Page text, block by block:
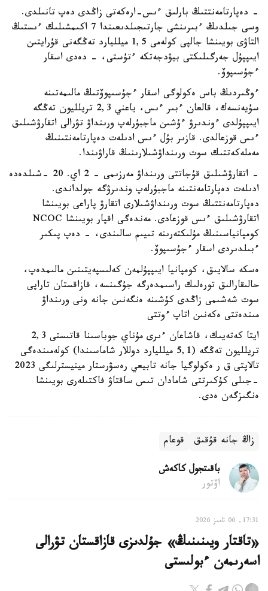
- دەپارتامەنتتىڭ بارلىق ءىس-ارەكەتى زاڭدى دەپ تانىلدى.
وسى جىلدىڭ ءبىرىنشى جارتىجىلدىعىندا 7 اكىمشىلىك ءىستىڭ
التاۋى بويىنشا جالپى كولەمى 1,5 ميلليارد تەڭگەنى قۇرايتىن
ايىپپۇل جەرگىلىكتى بيۋدجەتكە ءتۇستى، - دەدى اسقار
ءجۇسىپوۆ.
ءوڭىردىڭ باس ەكولوگى اسقار ءجۇسىپوۆتىڭ مالىمەتىنە
سۇيەنسەك، قالعان ءبىر ءىس، ياعني 2,3 تريلليون تەڭگە
ايىپپۇلدى ءوندىرۋ ءۇشىن ماجبۇرلەپ ورىنداۋ تۋرالى اتقارۋشىلىق
ءىس قوزعالدى. قازىر بۇل ءىس ادىلەت دەپارتامەنتىنىڭ
مەملەكەتتىك سوت ورىنداۋشىلارىنىڭ قاراۋىندا.
- اتقارۋشىلىق قۇجاتتى ورىنداۋ مەرزىمى - 2 اي. 20 -شىلدەدە
ادىلەت دەپارتامەنتىنە ماجبۇرلەپ وندىرۋگە جولداندى.
دەپارتامەنتتىڭ سوت ورىنداۋشىلارى اتقارۋ پاراعى بويىنشا
اتقارۋشىلىق ءىس قوزعادى. مەندەگى اقپار بويىنشا NCOC
كومپانياسىنىڭ مۇلىكتەرىنە تىيىم سالىندى، - دەپ پىكىر
ءبىلدىردى اسقار ءجۇسىپوۆ.
ەسكە سالايىق، كومپانيا ايىپپۇلمەن كەلىسپەيتىنىن مالىمدەپ،
حالىقارالىق تورەلىك راسىمدەرگە جۇگىنسە، قازاقستان تاراپى
سوت شەشىمى زاڭدى كۇشىنە ەنگەنىن جانە ونى ورىنداۋ
مىندەتتى ەكەنىن اتاپ ءوتتى
ايتا كەتەيىك، قاشاعان ءىرى مۇناي جوباسىنا قاتىستى 2,3
تريلليون تەڭگە (5,1 ميلليارد دوللار شاماسىندا) كولەمىندەگى
تالاپتى ق ر ەكولوگيا جانە تابيعي رەسۋرستار مينيسترلىگى 2023
-جىلى كۇكىرتتى شامادان تىس ساقتاۋ فاكتىلەرى بويىنشا
ەنگىزگەن ەدى.
زاڭ جانە قۇقىق قوعام
باقىتجول كاكەش
اۆتور
17:31, 06 تامىز 2026
«تاقتار ويىنىنىڭ» جۇلدىزى قازاقستان تۋرالى
اسەرىمەن ءبولىستى